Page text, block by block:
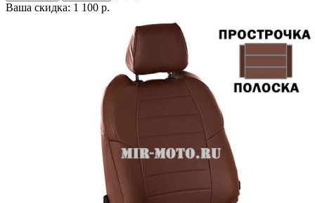
Ваша скидка: 1 100 р.